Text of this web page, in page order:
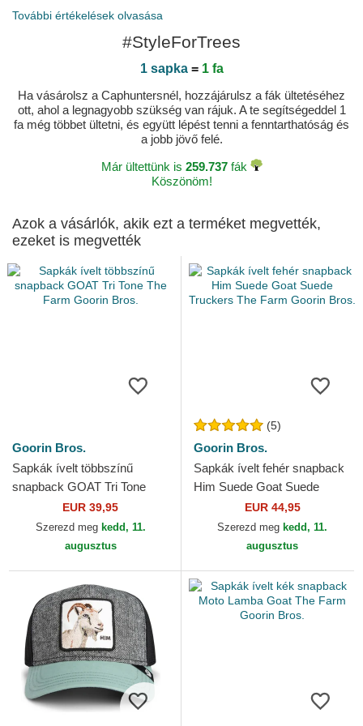
További értékelések olvasása
#StyleForTrees
1 sapka= 1 fa
Ha vásárolsz a Caphuntersnél, hozzájárulsz a fák ültetéséhez
ott, ahol a legnagyobb szükség van rájuk. A te segítségeddel 1
fa még többet ültetni, és együtt lépést tenni a fenntarthatóság és
a jobb jövő felé.
Már ültettünk is 259.737fák
Köszönöm!
Azok a vásárlók, akik ezt a terméket megvették,
ezeket is megvették
Goorin Bros.
Sapkák ívelt többszínű
snapback GOAT Tri Tone
The Farm Goorin Bros.
EUR 39,95
Szerezd meg kedd, 11.
augusztus
(5)
Goorin Bros.
Sapkák ívelt fehér snapback
Him Suede Goat Suede
Truckers The Farm Goorin
Bros.
EUR 44,95
Szerezd meg kedd, 11.
augusztus